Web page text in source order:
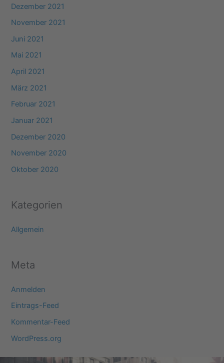
Dezember 2021
November 2021
Juni 2021
Mai 2021
April 2021
März 2021
Februar 2021
Januar 2021
Dezember 2020
November 2020
Oktober 2020
Kategorien
Allgemein
Meta
Anmelden
Eintrags-Feed
Kommentar-Feed
WordPress.org